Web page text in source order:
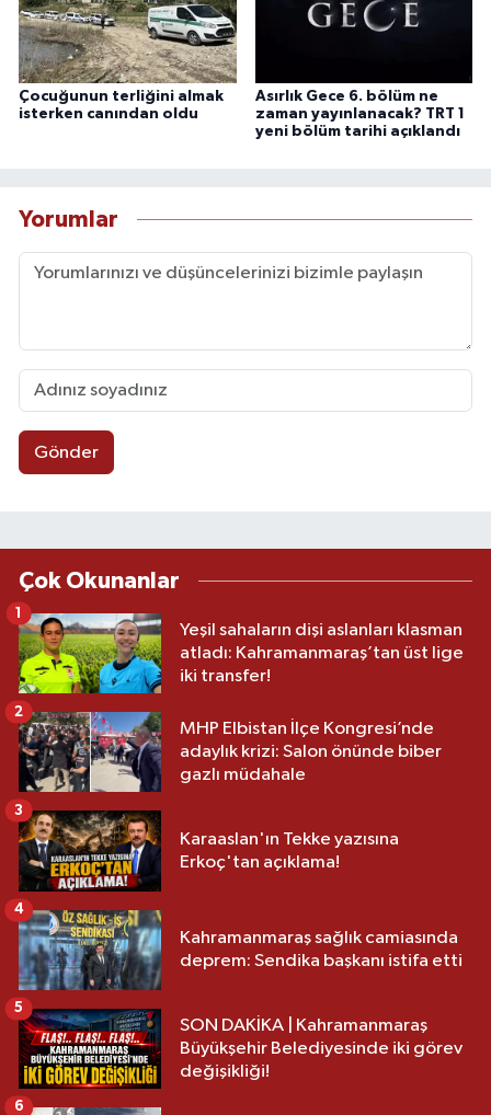
Çocuğunun terliğini almak
isterken canından oldu
Asırlık Gece 6. bölüm ne
zaman yayınlanacak? TRT 1
yeni bölüm tarihi açıklandı
Yorumlar
Gönder
Çok Okunanlar
Yeşil sahaların dişi aslanları klasman
atladı: Kahramanmaraş’tan üst lige
iki transfer!
1
MHP Elbistan İlçe Kongresi’nde
adaylık krizi: Salon önünde biber
gazlı müdahale
2
Karaaslan'ın Tekke yazısına
Erkoç'tan açıklama!
3
Kahramanmaraş sağlık camiasında
deprem: Sendika başkanı istifa etti
4
SON DAKİKA | Kahramanmaraş
Büyükşehir Belediyesinde iki görev
değişikliği!
5
6